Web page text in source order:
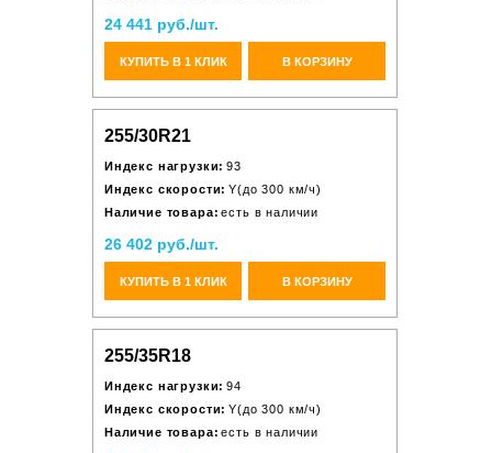
24 441 руб./шт.
КУПИТЬ В 1 КЛИК В КОРЗИНУ
255/30R21
Индекс нагрузки: 93
Индекс скорости: Y(до 300 км/ч)
Наличие товара: есть в наличии
26 402 руб./шт.
КУПИТЬ В 1 КЛИК В КОРЗИНУ
255/35R18
Индекс нагрузки: 94
Индекс скорости: Y(до 300 км/ч)
Наличие товара: есть в наличии